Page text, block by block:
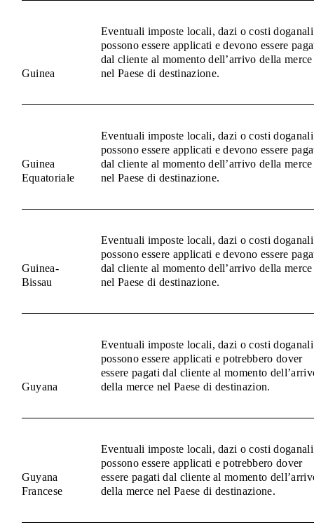
Guinea
Eventuali imposte locali, dazi o costi doganali
possono essere applicati e devono essere
dal cliente al momento dell’arrivo della merce
nel Paese di destinazione.
Guinea
Equatoriale
Eventuali imposte locali, dazi o costi doganali
possono essere applicati e devono essere
dal cliente al momento dell’arrivo della merce
nel Paese di destinazione.
Guinea-
Bissau
Eventuali imposte locali, dazi o costi doganali
possono essere applicati e devono essere
dal cliente al momento dell’arrivo della merce
nel Paese di destinazione.
Guyana
Eventuali imposte locali, dazi o costi doganali
possono essere applicati e potrebbero dover
essere pagati dal cliente al momento
della merce nel Paese di destinazion.
Guyana
Francese
Eventuali imposte locali, dazi o costi doganali
possono essere applicati e potrebbero dover
essere pagati dal cliente al momento
della merce nel Paese di destinazione.